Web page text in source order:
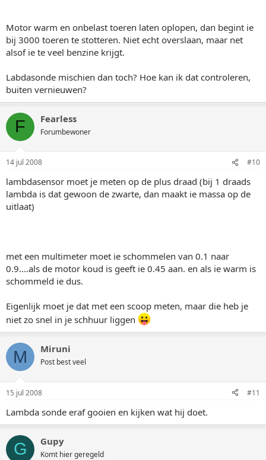
Motor warm en onbelast toeren laten oplopen, dan begint ie
bij 3000 toeren te stotteren. Niet echt overslaan, maar net
alsof ie te veel benzine krijgt.
Labdasonde mischien dan toch? Hoe kan ik dat controleren,
buiten vernieuwen?
F Fearless
Forumbewoner
14 jul 2008 #10
lambdasensor moet je meten op de plus draad (bij 1 draads
lambda is dat gewoon de zwarte, dan maakt ie massa op de
uitlaat)
met een multimeter moet ie schommelen van 0.1 naar
0.9....als de motor koud is geeft ie 0.45 aan. en als ie warm is
schommeld ie dus.
Eigenlijk moet je dat met een scoop meten, maar die heb je
niet zo snel in je schhuur liggen
M Miruni
Post best veel
15 jul 2008 #11
Lambda sonde eraf gooien en kijken wat hij doet.
G Gupy
Komt hier geregeld